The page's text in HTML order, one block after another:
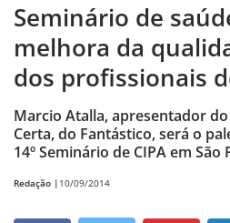
Seminário de
melhora da
dos profissionais
Marcio Atalla, apresentador
Certa, do Fantástico, será o
14º Seminário de CIPA em São
Redação | 10/09/2014